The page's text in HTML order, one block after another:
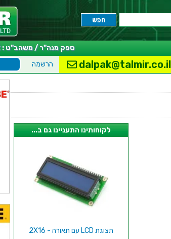
ספק מנה"ר / משהב"ט : 083-074572
הרשמה dalpak@talmir.co.il
לקוחותינו התעניינו גם ב...
תצוגת LCD עם תאורה - 2X16